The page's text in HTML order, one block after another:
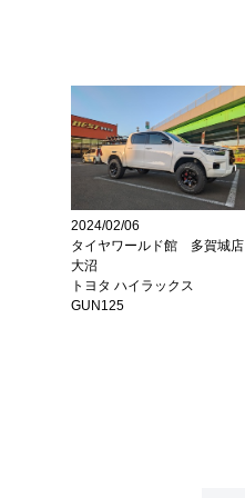
2024/02/06
タイヤワールド館 多賀城店
大沼
トヨタ ハイラックス
GUN125